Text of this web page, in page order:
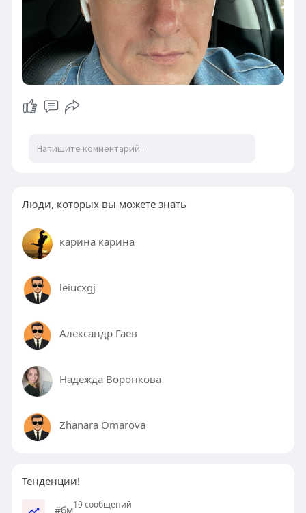
Люди, которых вы можете знать
карина карина
leiucxgj
Александр Гаев
Надежда Воронкова
Zhanara Omarova
Тенденции!
#бм19 сообщений